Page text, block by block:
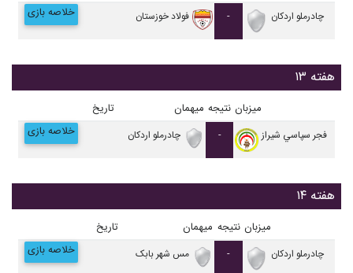
چادرملو اردکان - فولاد خوزستان خلاصه بازی
هفته ۱۳
میزبان نتیجه میهمان تاریخ
فجر سپاسي شیراز - چادرملو اردکان خلاصه بازی
هفته ۱۴
میزبان نتیجه میهمان تاریخ
چادرملو اردکان - مس شهر بابک خلاصه بازی